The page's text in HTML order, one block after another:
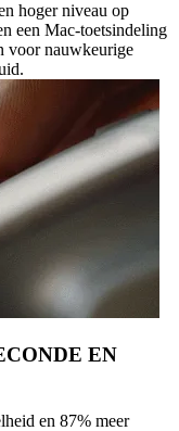
hoger niveau op
een Mac-toetsindeling
voor nauwkeurige
EN
en 87% meer